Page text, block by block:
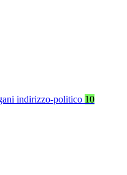
indirizzo-politico 10